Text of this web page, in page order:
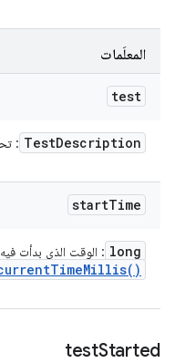
المعلَمات
test
TestDescription
:
startTime
long : الوقت الذي بدأت
TimeMillis( )
testStarted